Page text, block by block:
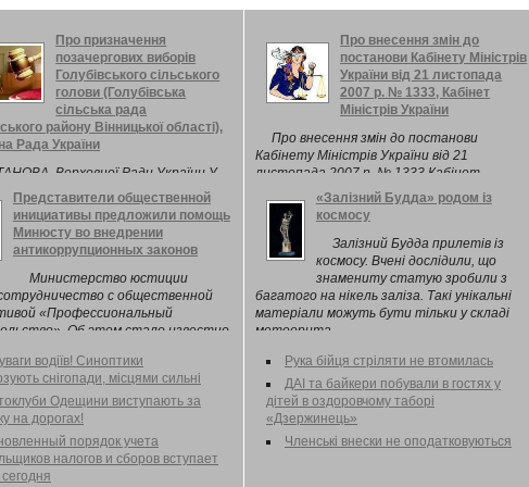
Про призначення
позачергових виборів
Голубівського сільського
голови (Голубівська
сільська рада
району Вінницької області),
Рада України
Верховної Ради України У
з достроковим припиненням
Голубівського сільського
М.І. (Голубівська сільська
району Вінницької
та відповідно до пункту 30
першої статті 85 Конституції
254к/96-ВР ), частини третьої
2487-17 ), частин першої( 2487-
статті 15( 2487-17 ), статей
депутатів Верховної Ради
Республіки Крим, місцевих рад
селищних, міських голів"
Рада України постановляє:
Представители общественной
инициативы предложили помощь
Минюсту во внедрении
антикоррупционных законов
Министерство юстиции
с общественной
«Профессиональный
Об этом стало известно
с представителями ...
водіїв! Синоптики
снігопади, місцями сильні
Одещини виступають за
на дорогах!
порядок учета
налогов и сборов вступает
Про внесення змін до
постанови Кабінету Міністрів
України від 21 листопада
2007 р. № 1333, Кабінет
Міністрів України
Про внесення змін до постанови
Кабінету Міністрів України від 21
листопада 2007 р. № 1333 Кабінет
Міністрів України постановляє: Внести до
постанови Кабінету Міністрів України від
21 листопада 2007 р. № 1333( 1333-2007-п )
"Про Премію Кабінету Міністрів України за
особливі досягнення молоді у розбудові
України" (Офіційний вісник України, 2007 р.,
№ 89, ст. 3257; 2011 р., № 63, ст. 2503; 2013
р., № 33, ст. 1158) зміни, що додаються.
«Залізний Будда» родом із
космосу
Залізний Будда прилетів із
космосу. Вчені дослідили, що
знамениту статую зробили з
багатого на нікель заліза. Такі унікальні
матеріали можуть бути тільки у складі
метеорита.
Рука бійця стріляти не втомилась
ДАІ та байкери побували в гостях у
дітей в оздоровчому таборі
«Дзержинець»
Членські внески не оподатковуються